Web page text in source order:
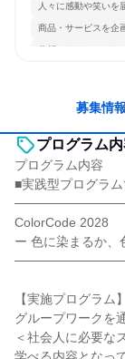
人々に感動や笑いを
商品・サービスを企
分析・リサーチしたい
募集情報
プログラム
プログラム内容
■実践型プログラ
ColorCode 2028
ー 色に染まるか、
【実施プログラム】
グループワークを
＜社会人に必要な